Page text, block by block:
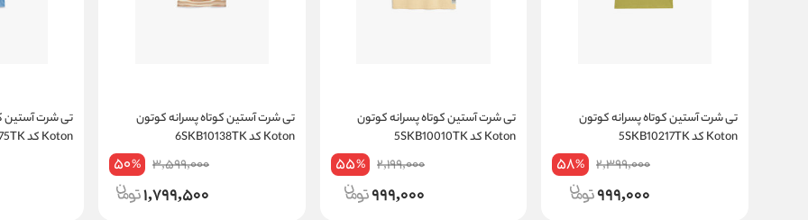
تی شرت آستین کوتاه پسرانه کوتون
Koton کد 5SKB10217TK
2,399,000
58%
999,000
تی شرت آستین کوتاه پسرانه کوتون
Koton کد 5SKB10010TK
2,199,000
55%
999,000
تی شرت آستین کوتاه پسرانه کوتون
Koton کد 6SKB10138TK
3,599,000
50%
1,799,500
تی شرت آستین
Koton کد 6SKB10075TK